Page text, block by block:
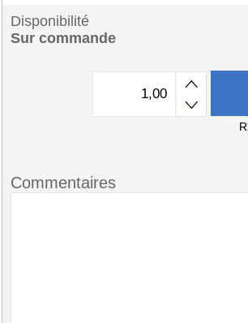
Disponibilité
Sur commande
Commentaires